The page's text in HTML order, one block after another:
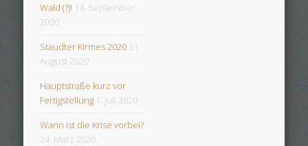
Wald (?)! 14. September
2020
Staudter Kirmes 2020 31.
August 2020
Hauptstraße kurz vor
Fertigstellung 1. Juli 2020
Wann ist die Krise vorbei?
24. März 2020